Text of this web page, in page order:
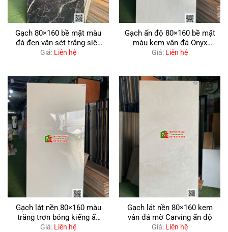
Gạch 80×160 bề mặt màu
đá đen vân sét trắng siêu
bóng
Giá: Liên hệ
Gạch ấn độ 80×160 bề mặt
màu kem vân đá Onyx
bóng kiếng
Giá: Liên hệ
Gạch lát nền 80×160 màu
trắng trơn bóng kiếng ấn
độ
Giá: Liên hệ
Gạch lát nền 80×160 kem
vân đá mờ Carving ấn độ
Giá: Liên hệ